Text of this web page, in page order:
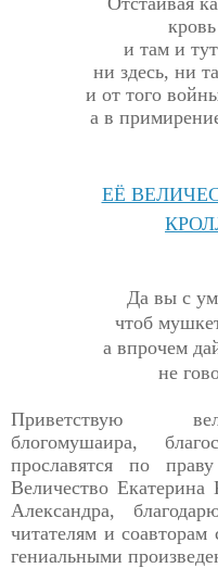
и там и
ни здесь, ни
и от того
а в
ЕЁ
Да вы с
чтоб
а впрочем
не
Приветствую
блогомушаира,
прославятся по
Величество
Александра,
читателям и
гениальными